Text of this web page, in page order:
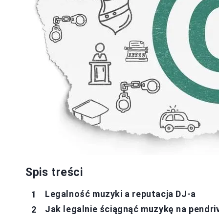
Spis treści
Legalność muzyki a reputacja DJ-a
Jak legalnie ściągnąć muzykę na